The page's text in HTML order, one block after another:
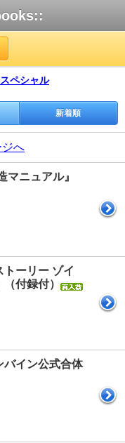
ペシャル
新着順
ジへ
マニュアル』
トーリー ゾイ
付録付）
バイン公式合体